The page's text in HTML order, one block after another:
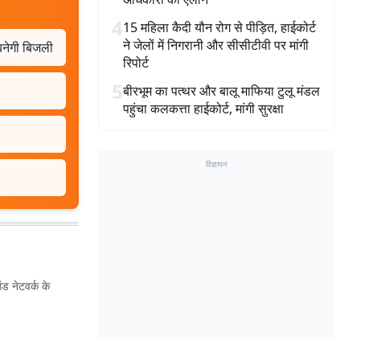
बिजली
नेटवर्क के
415 महिला कैदी यौन रोग से पीड़ित, हाईकोर्ट
ने जेलों में निगरानी और सीसीटीवी पर मांगी
रिपोर्ट
5बीरभूम का पत्थर और बालू माफिया टुलू मंडल
पहुंचा कलकत्ता हाईकोर्ट, मांगी सुरक्षा
विज्ञापन